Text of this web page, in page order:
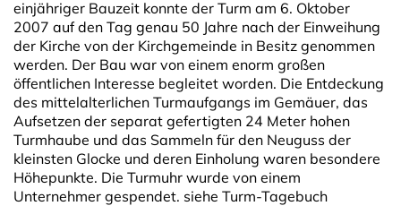
einjähriger Bauzeit konnte der Turm am 6. Oktober
2007 auf den Tag genau 50 Jahre nach der Einweihung
der Kirche von der Kirchgemeinde in Besitz genommen
werden. Der Bau war von einem enorm großen
öffentlichen Interesse begleitet worden. Die Entdeckung
des mittelalterlichen Turmaufgangs im Gemäuer, das
Aufsetzen der separat gefertigten 24 Meter hohen
Turmhaube und das Sammeln für den Neuguss der
kleinsten Glocke und deren Einholung waren besondere
Höhepunkte. Die Turmuhr wurde von einem
Unternehmer gespendet. siehe Turm-Tagebuch